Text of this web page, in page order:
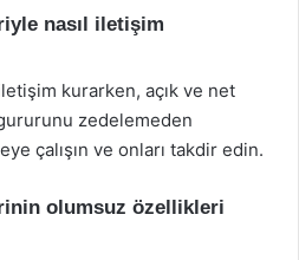
nasıl iletişim
kurarken, açık ve net
zedelemeden
çalışın ve onları takdir edin.
olumsuz özellikleri